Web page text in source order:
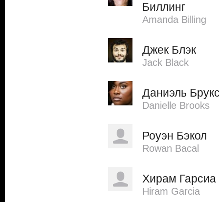
Биллинг
Amanda Billing
Джек Блэк
Jack Black
Даниэль
Danielle Brooks
Роуэн Бэкол
Rowan Bacal
Хирам Гарсиа
Hiram Garcia